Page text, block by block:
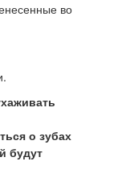
во
о зубах
будут